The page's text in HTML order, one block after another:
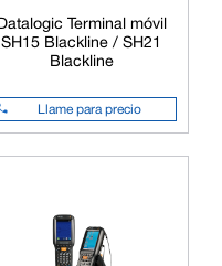
Terminal móvil
SH15 Blackline / SH21
Blackline
Llame para precio